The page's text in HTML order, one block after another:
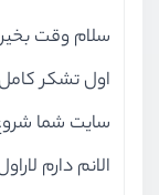
سلام وقت بخیر
سایت شما
الانم دارم